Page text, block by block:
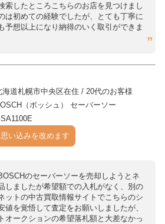
索したところこちらのお店を見つけまし
は初めての経験でしたが、とても丁寧に
予想以上になり納得のいく取引ができま
海道札幌市中央区在住 / 20代のお客様
（ボッシュ） セーバーソー
思い込みを改めます
のセーバーソーを売却しようとネ
しましたが希望額での入札がなく、別の
ットの中古買取情報サイトでこちらのシ
値を覚悟して査定をお願いしましたが、
オークションの希望落札額と大差なかっ